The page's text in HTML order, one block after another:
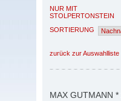
NUR MIT
STOLPERTONSTEIN
SORTIERUNG
zurück zur Auswahlliste
MAX GUTMANN *